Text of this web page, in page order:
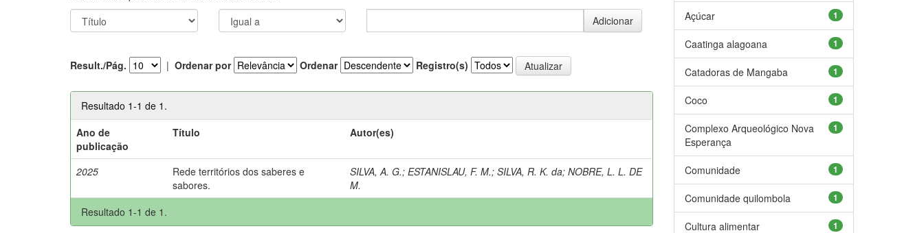
Result./Pág. | Ordenar por Ordenar Registro(s)
Resultado 1-1 de 1.
Ano de
publicação
Título Autor(es)
2025
Rede territórios dos saberes e
sabores.
SILVA, A. G.;ESTANISLAU, F. M.;SILVA, R. K. da;NOBRE, L. L. DE
M.
Resultado 1-1 de 1.
1
Açúcar
1
Caatinga alagoana
1
Catadoras de Mangaba
1
Coco
1
Complexo Arqueológico Nova
Esperança
1
Comunidade
1
Comunidade quilombola
1
Cultura alimentar